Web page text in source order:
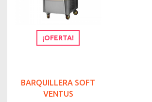
¡OFERTA!
BARQUILLERA SOFT
VENTUS